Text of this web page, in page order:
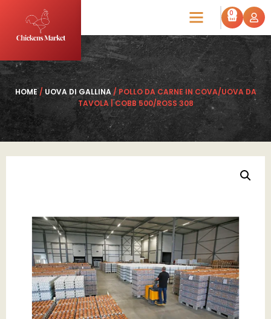
0
HOME/ UOVA DI GALLINA/ POLLO DA CARNE IN COVA/UOVA DA
TAVOLA | COBB 500/ROSS 308